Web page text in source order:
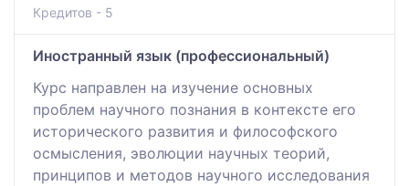
Кредитов - 5
Иностранный язык (профессиональный)
Курс направлен на изучение основных
проблем научного познания в контексте его
исторического развития и философского
осмысления, эволюции научных теорий,
принципов и методов научного исследования